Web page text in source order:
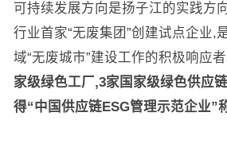
可持续发展方向是扬子江的实践方
行业首家“无废集团”创建试点企业,
域“无废城市”建设工作的积极响应者
家级绿色工厂,3家国家级绿色供应
得“中国供应链ESG管理示范企业”